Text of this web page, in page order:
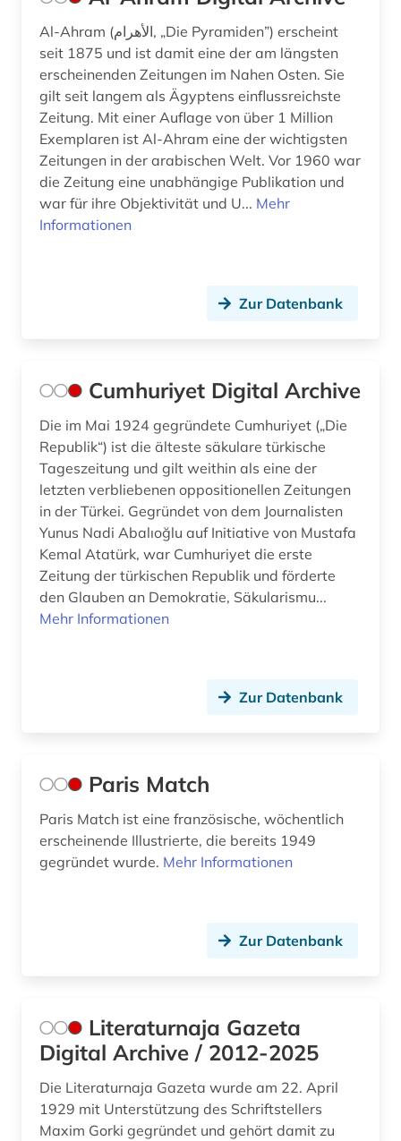
geschichte 1918 - 1934 (1)
geschichte 1918-1933 (1)
geschichte 1942-1945 (1)
geschichte 1974 (1)
geschichte 1974-1990 (1)
geschichte 1992- (1)
governance (1)
graz (1)
groningen (1)
grossbritannien (1)
großbritannien (25)
grönland (1)
guangzhou (2)
haßgau (1)
hessen (2)
heusden (1)
hispanoamerikanische geschichte (1)
hochheim (1)
hochschulwesen (4)
hofheim (1)
Al-Ahram (الأهرام‎, „Die Pyramiden”) erscheint
seit 1875 und ist damit eine der am längsten
erscheinenden Zeitungen im Nahen Osten. Sie
gilt seit langem als Ägyptens einflussreichste
Zeitung. Mit einer Auflage von über 1 Million
Exemplaren ist Al-Ahram eine der wichtigsten
Zeitungen in der arabischen Welt. Vor 1960 war
die Zeitung eine unabhängige Publikation und
war für ihre Objektivität und U... Mehr
Informationen
Zur Datenbank
Cumhuriyet Digital Archive
Die im Mai 1924 gegründete Cumhuriyet („Die
Republik“) ist die älteste säkulare türkische
Tageszeitung und gilt weithin als eine der
letzten verbliebenen oppositionellen Zeitungen
in der Türkei. Gegründet von dem Journalisten
Yunus Nadi Abalıoğlu auf Initiative von Mustafa
Kemal Atatürk, war Cumhuriyet die erste
Zeitung der türkischen Republik und förderte
den Glauben an Demokratie, Säkularismu...
Mehr Informationen
Zur Datenbank
Paris Match
Paris Match ist eine französische, wöchentlich
erscheinende Illustrierte, die bereits 1949
gegründet wurde. Mehr Informationen
Zur Datenbank
Literaturnaja Gazeta
Digital Archive / 2012-2025
Die Literaturnaja Gazeta wurde am 22. April
1929 mit Unterstützung des Schriftstellers
Maxim Gorki gegründet und gehört damit zu